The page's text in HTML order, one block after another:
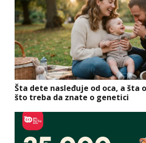
Šta dete nasleđuje od oca, a šta
što treba da znate o genetici